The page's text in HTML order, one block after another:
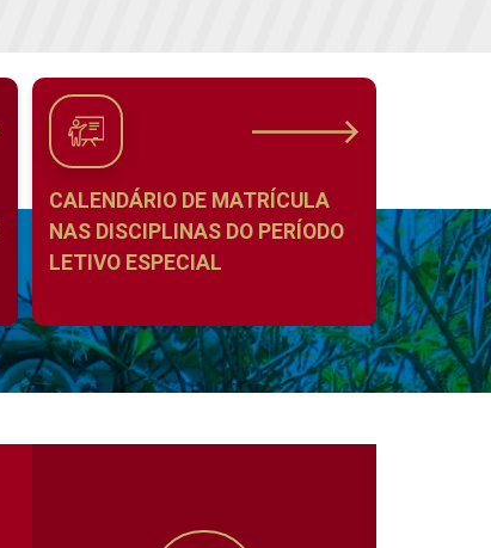
CALENDÁRIO DE MATRÍCULA
NAS DISCIPLINAS DO PERÍODO
LETIVO ESPECIAL